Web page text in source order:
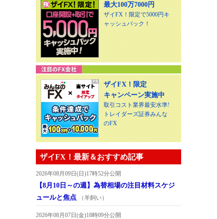
最大100万7000円
ザイFX！限定で5000円キ
ャッシュバック！
ザイFX！限定
キャンペーン実施中
取引コスト業界最安水準!
トレイダーズ証券みんな
のFX
ザイFX！最新＆おすすめ記事
2026年08月09日(日)17時52分公開
【8月10日～の週】為替相場の注目材料スケジ
ュールと焦点
（羊飼い）
2026年08月07日(金)18時09分公開